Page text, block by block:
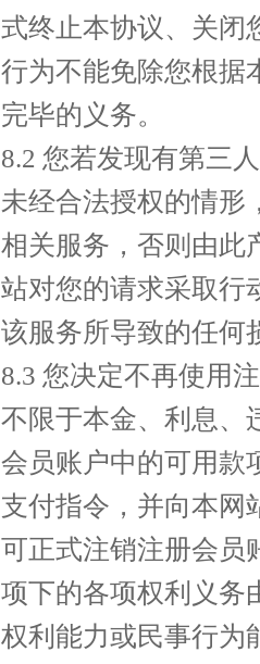
式终止本协议、关闭
行为不能免除您根据
完毕的义务。
8.2 您若发现有第三
未经合法授权的情形
相关服务，否则由此
站对您的请求采取行
该服务所导致的任何
8.3 您决定不再使用
不限于本金、利息、
会员账户中的可用款
支付指令，并向本网
可正式注销注册会员
项下的各项权利义务
权利能力或民事行为